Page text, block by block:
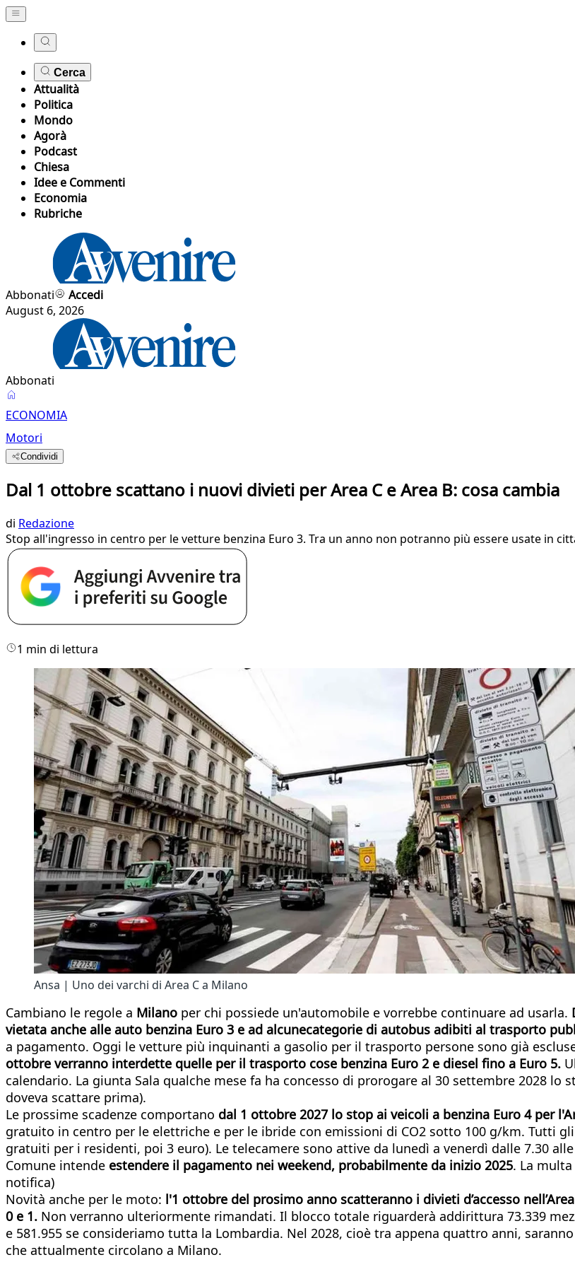
Cerca
Attualità
Politica
Mondo
Agorà
Podcast
Chiesa
Idee e Commenti
Economia
Rubriche
Abbonati
Accedi
August 6, 2026
Abbonati
ECONOMIA
Motori
Condividi
Dal 1 ottobre scattano i nuovi divieti per Area C e Area B: cosa cambia
di Redazione
Stop all'ingresso in centro per le vetture benzina Euro 3. Tra un anno non potranno più essere usate in
1 min di lettura
Ansa | Uno dei varchi di Area C a Milano
Cambiano le regole a Milano per chi possiede un'automobile e vorrebbe continuare ad usarla.
vietata anche alle auto benzina Euro 3 e ad alcunecategorie di autobus adibiti al trasporto
a pagamento. Oggi le vetture più inquinanti a gasolio per il trasporto persone sono già
ottobre verranno interdette quelle per il trasporto cose benzina Euro 2 e diesel fino a Euro 5.
calendario. La giunta Sala qualche mese fa ha concesso di prorogare al 30 settembre 2028
doveva scattare prima).
Le prossime scadenze comportano dal 1 ottobre 2027 lo stop ai veicoli a benzina Euro 4 per
gratuito in centro per le elettriche e per le ibride con emissioni di CO2 sotto 100 g/km. Tutti
gratuiti per i residenti, poi 3 euro). Le telecamere sono attive da lunedì a venerdì dalle 7.30
Comune intende estendere il pagamento nei weekend, probabilmente da inizio 2025. La
notifica)
Novità anche per le moto: l'1 ottobre del prosimo anno scatteranno i divieti d’accesso
0 e 1. Non verranno ulteriormente rimandati. Il blocco totale riguarderà addirittura 73.339
e 581.955 se consideriamo tutta la Lombardia. Nel 2028, cioè tra appena quattro anni,
che attualmente circolano a Milano.